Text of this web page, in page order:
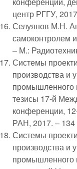
центр РГГУ,
Селуянов М.Н.
самоконтролем
– М.:
Системы
производства и
промышленного
тезисы 17-й
конференции,
РАН, 2017. – 134
Системы
производства и
промышленного